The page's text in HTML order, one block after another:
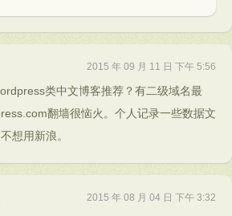
2015 年 09 月 11 日 下午 5:56
类中文博客推荐？有二级域名最
翻墙很恼火。个人记录一些数据文
想用新浪。
2015 年 08 月 04 日 下午 3:32